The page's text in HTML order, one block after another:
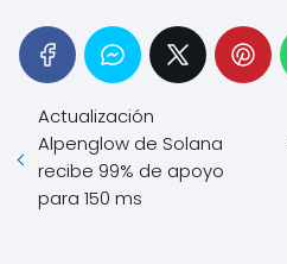
Actualización
Alpenglow de Solana
recibe 99% de apoyo
para 150 ms